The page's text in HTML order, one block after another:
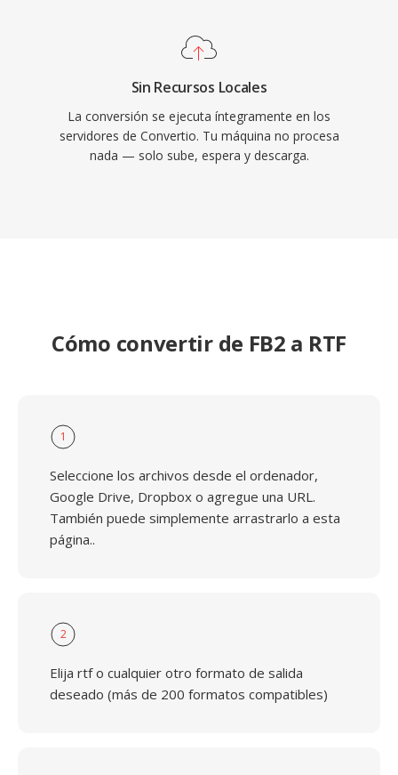
Sin Recursos Locales
La conversión se ejecuta íntegramente en los
servidores de Convertio. Tu máquina no procesa
nada — solo sube, espera y descarga.
Cómo convertir de FB2 a RTF
1
Seleccione los archivos desde el ordenador,
Google Drive, Dropbox o agregue una URL.
También puede simplemente arrastrarlo a esta
página..
2
Elija rtf o cualquier otro formato de salida
deseado (más de 200 formatos compatibles)